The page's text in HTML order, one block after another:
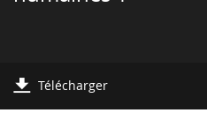
Télécharger